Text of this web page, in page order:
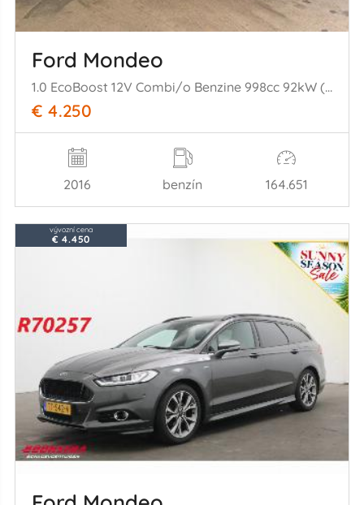
Ford Mondeo
1.0 EcoBoost 12V Combi/o Benzine 998cc 92kW (125pk) FWD
€ 4.250
2016 benzín 164.651
vývozní cena
€ 4.450